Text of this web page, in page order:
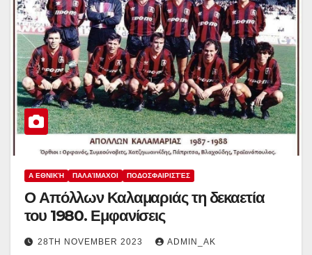
Α ΕΘΝΙΚΉ ΠΑΛΑΊΜΑΧΟΙ ΠΟΔΟΣΦΑΙΡΙΣΤΈΣ
Ο Απόλλων Καλαμαριάς τη δεκαετία
του 1980. Εμφανίσεις
28TH NOVEMBER 2023 ADMIN_AK